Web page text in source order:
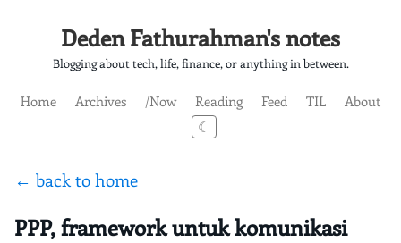
Deden Fathurahman's notes
Blogging about tech, life, finance, or anything in between.
Home Archives /Now Reading Feed TIL
About
☾
← back to home
PPP, framework untuk komunikasi